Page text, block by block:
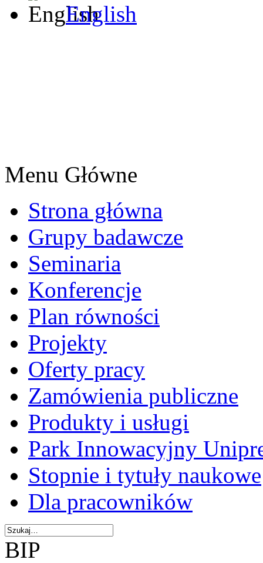
English
Menu Główne
Strona główna
Grupy badawcze
Seminaria
Konferencje
Plan równości
Projekty
Oferty pracy
Zamówienia publiczne
Produkty i usługi
Park Innowacyjny
Stopnie i tytuły naukowe
Dla pracowników
BIP